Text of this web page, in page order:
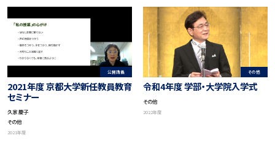
公開講義
2021年度 京都大学新任教員教育
セミナー
久家 慶子
その他
2021年度
その他
令和4年度 学部・大学院入学式
その他
2022年度